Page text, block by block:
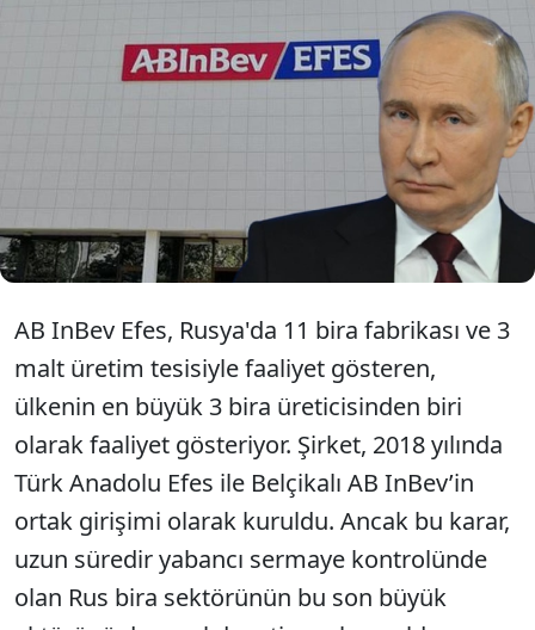
Anadolu Efes'in de ortağı olduğu Rus şirkete
kayyum atanması kararını Putin imzaladı.
Rusya Devlet Başkanı Vladimir Putin'in
kararının ardından, Efes’in hisselerin yüzde
AB InBev Efes, Rusya'da 11 bira fabrikası ve 3
malt üretim tesisiyle faaliyet gösteren,
ülkenin en büyük 3 bira üreticisinden biri
olarak faaliyet gösteriyor. Şirket, 2018 yılında
Türk Anadolu Efes ile Belçikalı AB InBev’in
ortak girişimi olarak kuruldu. Ancak bu karar,
uzun süredir yabancı sermaye kontrolünde
olan Rus bira sektörünün bu son büyük